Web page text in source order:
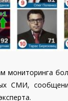
мониторинга
СМИ,